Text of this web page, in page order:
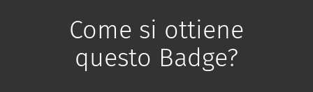
Come si ottiene
questo Badge?